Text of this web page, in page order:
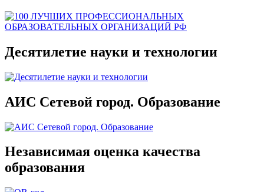
Десятилетие науки и технологии
АИС Сетевой город. Образование
Независимая оценка качества
образования